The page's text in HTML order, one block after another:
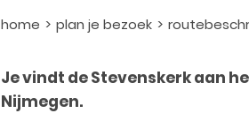
home plan je bezoek
Je vindt de Stevenskerk aan
Nijmegen.